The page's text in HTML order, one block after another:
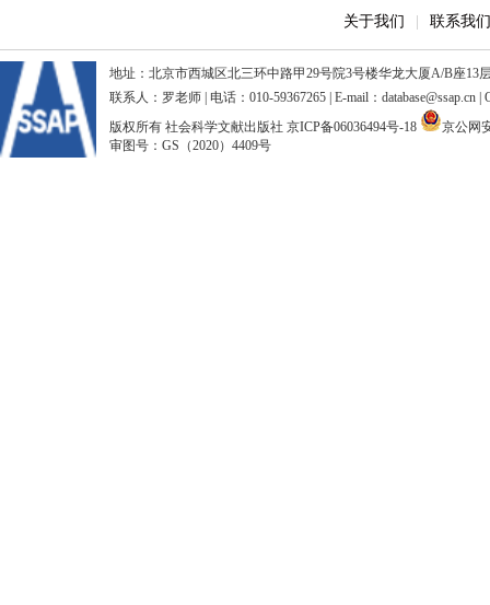
关于我们 联系我们
地址：北京市西城区北三环中路甲29号院3号楼华龙大厦A/B座13
联系人：罗老师 | 电话：010-59367265 | E-mail：database@ssap.cn
版权所有 社会科学文献出版社 京ICP备06036494号-18
京公网
审图号：GS（2020）4409号